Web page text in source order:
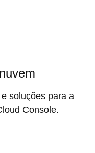
soluções para a
Console.